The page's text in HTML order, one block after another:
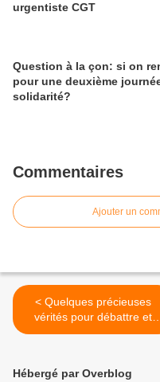
urgentiste CGT
Question à la çon: si on
pour une deuxième
solidarité?
Commentaires
Ajouter un
< Quelques précieuses
vérités pour débattre et
lutter
Hébergé par Overblog